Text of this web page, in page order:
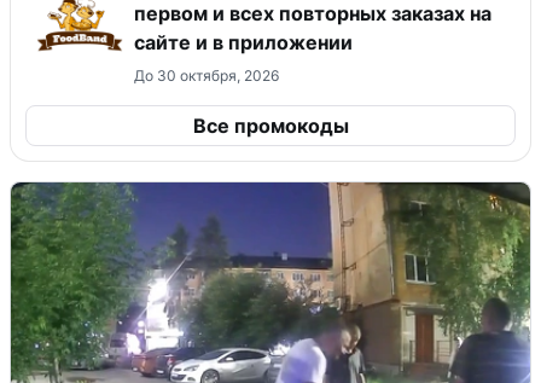
первом и всех повторных заказах на
сайте и в приложении
До 30 октября, 2026
Все промокоды